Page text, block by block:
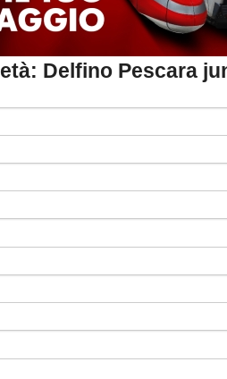
Delfino Pescara